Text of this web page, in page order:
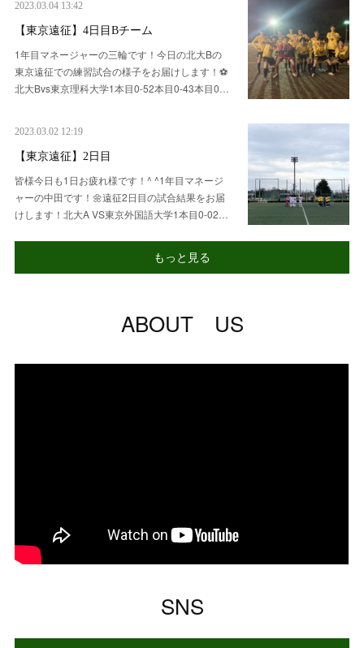
2023.03.04 13:42
【東京遠征】4日目Bチーム
1年目マネージャーの三輪です！今日の北大Bの
東京遠征での練習試合の様子をお届けします！⚽️
北大Bvs東京理科大学1本目0-52本目0-43本目0…
2023.03.02 12:19
【東京遠征】2日目
皆様今日も1日お疲れ様です！^ ^1年目マネージ
ャーの中田です！🌼遠征2日目の試合結果をお届
けします！北大A VS東京外国語大学1本目0-02…
もっと見る
ABOUT US
SNS